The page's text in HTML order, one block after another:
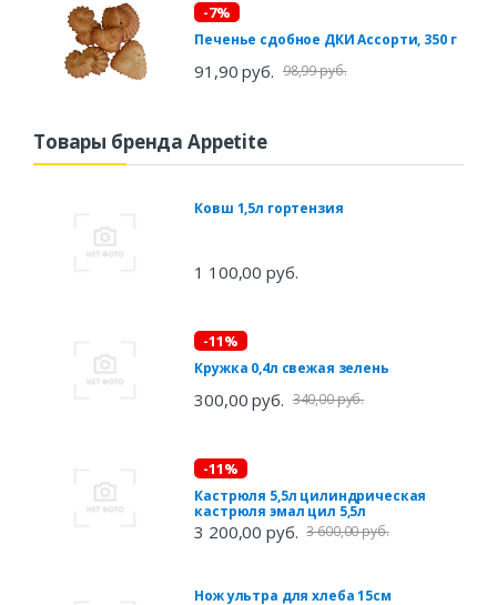
-7%
Печенье сдобное ДКИ Ассорти, 350 г
91,90 руб. 98,99 руб.
Товары бренда Appetite
Ковш 1,5л гортензия
1 100,00 руб.
-11%
Кружка 0,4л свежая зелень
300,00 руб. 340,00 руб.
-11%
Кастрюля 5,5л цилиндрическая
кастрюля эмал цил 5,5л
3 200,00 руб. 3 600,00 руб.
Нож ультра для хлеба 15см